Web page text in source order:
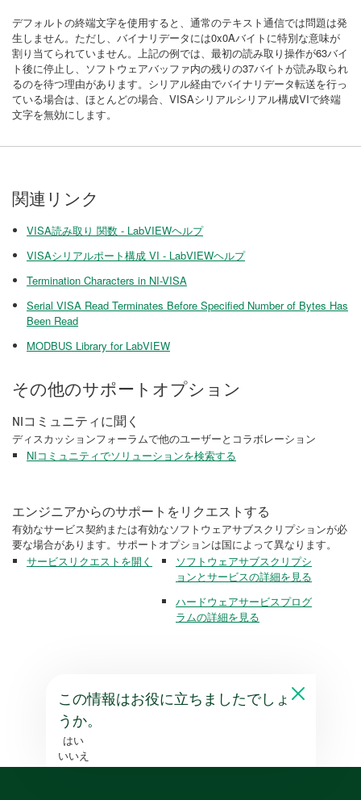
デフォルトの終端文字を使用すると、通常のテキスト通信では問題は発
生しません。ただし、バイナリデータには0x0Aバイトに特別な意味が
割り当てられていません。上記の例では、最初の読み取り操作が63バイ
ト後に停止し、ソフトウェアバッファ内の残りの37バイトが読み取られ
るのを待つ理由があります。シリアル経由でバイナリデータ転送を行っ
ている場合は、ほとんどの場合、VISAシリアルシリアル構成VIで終端
文字を無効にします。
関連リンク
VISA読み取り 関数 - LabVIEWヘルプ
VISAシリアルポート構成 VI - LabVIEWヘルプ
Termination Characters in NI-VISA
Serial VISA Read Terminates Before Specified Number of Bytes Has
Been Read
MODBUS Library for LabVIEW
その他のサポートオプション
NIコミュニティに聞く
ディスカッションフォーラムで他のユーザーとコラボレーション
NIコミュニティでソリューションを検索する
エンジニアからのサポートをリクエストする
有効なサービス契約または有効なソフトウェアサブスクリプションが必
要な場合があります。サポートオプションは国によって異なります。
サービスリクエストを開く
ソフトウェアサブスクリプシ
ョンとサービスの詳細を見る
ハードウェアサービスプログ
ラムの詳細を見る
この情報はお役に立ちましたでしょ
うか。
はい
いいえ